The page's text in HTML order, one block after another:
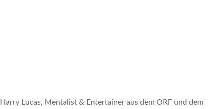
Harry Lucas, Mentalist & Entertainer aus dem ORF und dem